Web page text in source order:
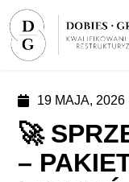
19 MAJA, 2026
🚀
–